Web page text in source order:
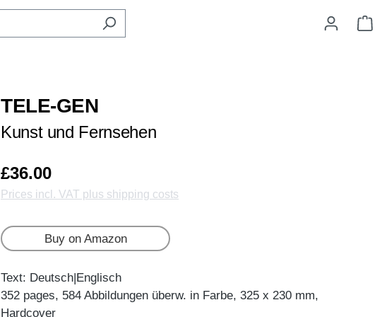
TELE-GEN
Kunst und Fernsehen
£36.00
Prices incl. VAT plus shipping costs
Buy on Amazon
Text: Deutsch|Englisch
352 pages, 584 Abbildungen überw. in Farbe, 325 x 230 mm,
Hardcover